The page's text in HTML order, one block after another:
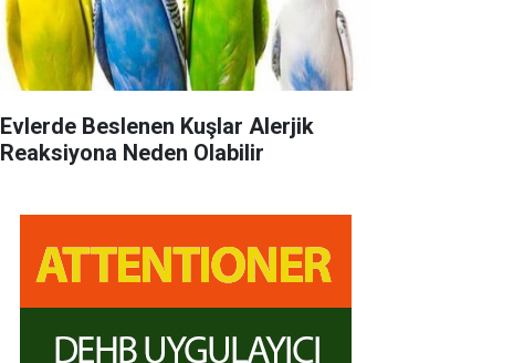
Evlerde Beslenen Kuşlar Alerjik
Reaksiyona Neden Olabilir